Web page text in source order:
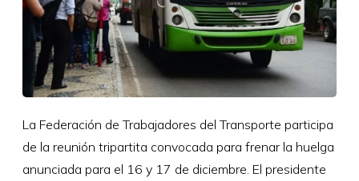
La Federación de Trabajadores del Transporte participa
de la reunión tripartita convocada para frenar la huelga
anunciada para el 16 y 17 de diciembre. El presidente